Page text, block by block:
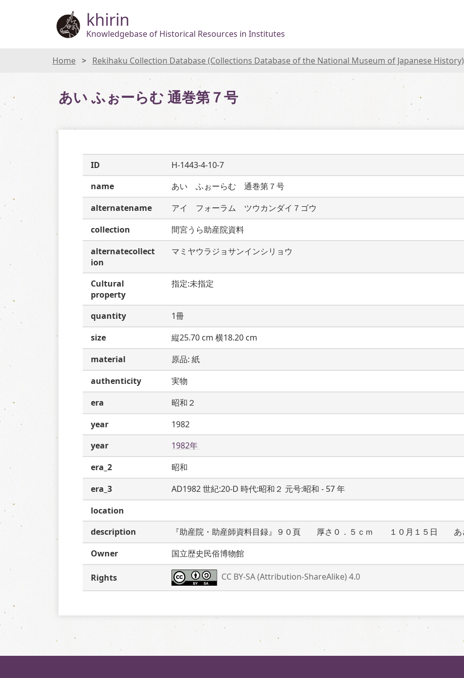
khirin
Knowledgebase of Historical Resources in Institutes
Home Rekihaku Collection Database (Collections Database of the National Museum of Japanese History)
あい ふぉーらむ 通巻第７号
ID
H-1443-4-10-7
name
あい　ふぉーらむ　通巻第７号
alternatename
アイ　フォーラム　ツウカンダイ７ゴウ
collection
間宮うら助産院資料
alternatecollect
ion
マミヤウラジョサンインシリョウ
Cultural
property
指定:未指定
quantity
1冊
size
縦25.70 cm 横18.20 cm
material
原品: 紙
authenticity
実物
era
昭和２
year
1982
year
1982年
era_2
昭和
era_3
AD1982 世紀:20-D 時代:昭和２ 元号:昭和 - 57 年
location
description
『助産院・助産師資料目録』９０頁　　厚さ０．５ｃｍ　　１０月１５日　　
Owner
国立歴史民俗博物館
Rights CC BY-SA (Attribution-ShareAlike) 4.0